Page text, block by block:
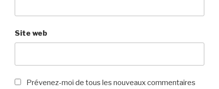
Site web
Prévenez-moi de tous les nouveaux commentaires